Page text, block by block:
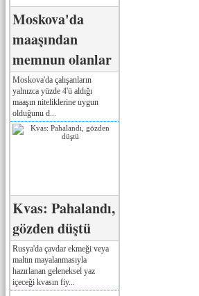
Moskova'da
maaşından
memnun olanlar
Moskova'da çalışanların
yalnızca yüzde 4'ü aldığı
maaşın niteliklerine uygun
olduğunu d...
Kvas: Pahalandı,
gözden düştü
Rusya'da çavdar ekmeği veya
maltın mayalanmasıyla
hazırlanan geleneksel yaz
içeceği kvasın fiy...